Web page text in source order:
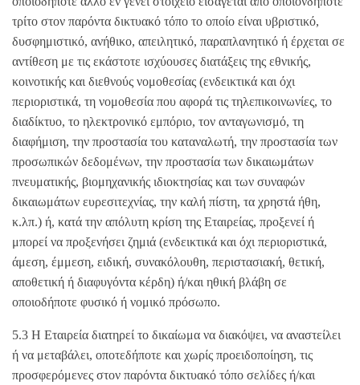
τρίτο στον παρόντα δικτυακό τόπο το οποίο είναι υβριστικό,
δυσφημιστικό, ανήθικο, απειλητικό, παραπλανητικό ή έρχεται σε
αντίθεση με τις εκάστοτε ισχύουσες διατάξεις της εθνικής,
κοινοτικής και διεθνούς νομοθεσίας (ενδεικτικά και όχι
περιοριστικά, τη νομοθεσία που αφορά τις τηλεπικοινωνίες, το
διαδίκτυο, το ηλεκτρονικό εμπόριο, τον ανταγωνισμό, τη
διαφήμιση, την προστασία του καταναλωτή, την προστασία των
προσωπικών δεδομένων, την προστασία των δικαιωμάτων
πνευματικής, βιομηχανικής ιδιοκτησίας και των συναφών
δικαιωμάτων ευρεσιτεχνίας, την καλή πίστη, τα χρηστά ήθη,
κ.λπ.) ή, κατά την απόλυτη κρίση της Εταιρείας, προξενεί ή
μπορεί να προξενήσει ζημιά (ενδεικτικά και όχι περιοριστικά,
άμεση, έμμεση, ειδική, συνακόλουθη, περιστασιακή, θετική,
αποθετική ή διαφυγόντα κέρδη) ή/και ηθική βλάβη σε
οποιοδήποτε φυσικό ή νομικό πρόσωπο.
5.3 Η Εταιρεία διατηρεί το δικαίωμα να διακόψει, να αναστείλει
ή να μεταβάλει, οποτεδήποτε και χωρίς προειδοποίηση, τις
προσφερόμενες στον παρόντα δικτυακό τόπο σελίδες ή/και